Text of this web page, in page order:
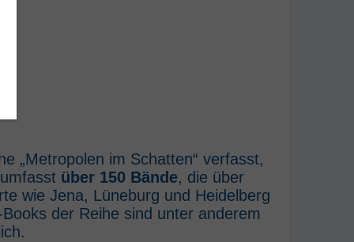
„Metropolen im Schatten“ verfasst,
über 150 Bände, die über
wie Jena, Lüneburg und Heidelberg
der Reihe sind unter anderem